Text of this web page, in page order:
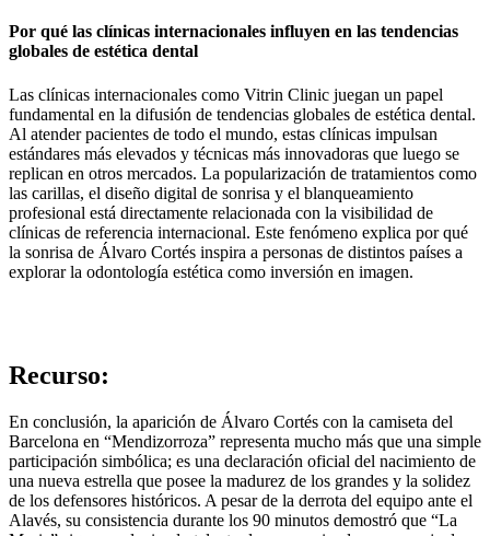
Por qué las clínicas internacionales influyen en las tendencias
globales de estética dental
Las clínicas internacionales como Vitrin Clinic juegan un papel
fundamental en la difusión de tendencias globales de estética dental.
Al atender pacientes de todo el mundo, estas clínicas impulsan
estándares más elevados y técnicas más innovadoras que luego se
replican en otros mercados. La popularización de tratamientos como
las carillas, el diseño digital de sonrisa y el blanqueamiento
profesional está directamente relacionada con la visibilidad de
clínicas de referencia internacional. Este fenómeno explica por qué
la sonrisa de Álvaro Cortés inspira a personas de distintos países a
explorar la odontología estética como inversión en imagen.
Recurso:
En conclusión, la aparición de Álvaro Cortés con la camiseta del
Barcelona en “Mendizorroza” representa mucho más que una simple
participación simbólica; es una declaración oficial del nacimiento de
una nueva estrella que posee la madurez de los grandes y la solidez
de los defensores históricos. A pesar de la derrota del equipo ante el
Alavés, su consistencia durante los 90 minutos demostró que “La